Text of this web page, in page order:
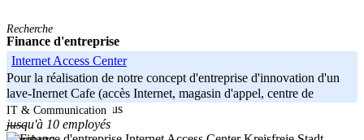
Recherche
Finance d'entreprise
Internet Access Center
Pour la réalisation de notre concept d'entreprise d'innovation d'un
lave-Inernet Cafe (accès Internet, magasin d'appel, centre de
lessive, et le bar) Nous
-----
IT & Communication
jusqu'à 10 employés